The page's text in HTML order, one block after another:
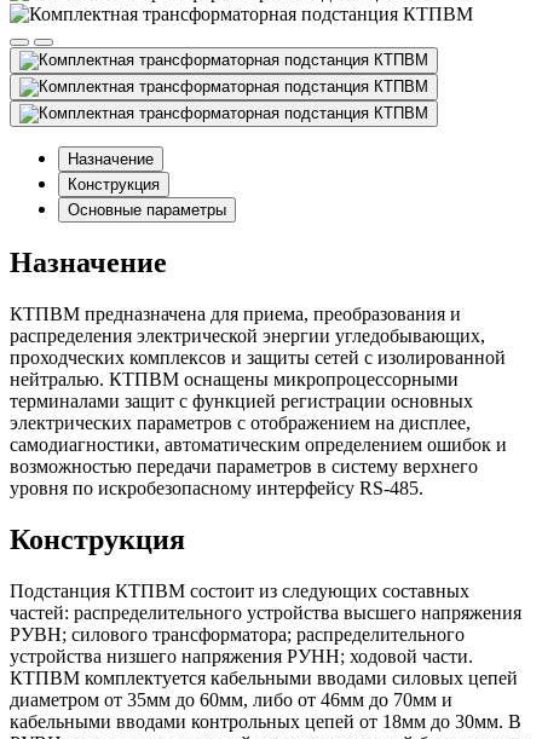
Назначение
Конструкция
Основные параметры
Назначение
КТПВМ предназначена для приема, преобразования и
распределения электрической энергии угледобывающих,
проходческих комплексов и защиты сетей с изолированной
нейтралью. КТПВМ оснащены микропроцессорными
терминалами защит с функцией регистрации основных
электрических параметров с отображением на дисплее,
самодиагностики, автоматическим определением ошибок и
возможностью передачи параметров в систему верхнего
уровня по искробезопасному интерфейсу RS-485.
Конструкция
Подстанция КТПВМ состоит из следующих составных
частей: распределительного устройства высшего напряжения
РУВН; силового трансформатора; распределительного
устройства низшего напряжения РУНН; ходовой части.
КТПВМ комплектуется кабельными вводами силовых цепей
диаметром от 35мм до 60мм, либо от 46мм до 70мм и
кабельными вводами контрольных цепей от 18мм до 30мм. В